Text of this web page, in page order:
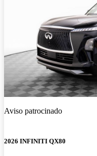
Aviso patrocinado
2026 INFINITI QX80